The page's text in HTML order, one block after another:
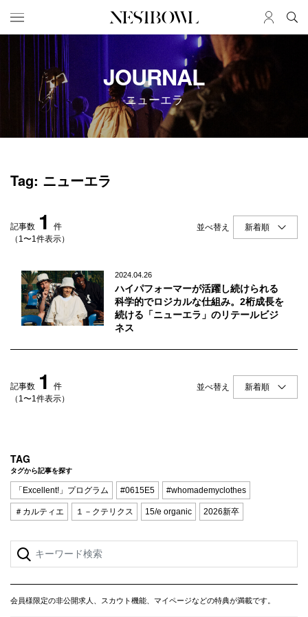
HOME
求人検索
新着求人
ブランド一覧
インタビュー
ニュース＆イベント
データ
SERVICE
初めての方へ
Q&A
企業担当の方へ
ログイン
会員登録
JOURNAL
ニューエラ
Tag: ニューエラ
記事数 1
件
（1〜1件表示）
並べ替え
2024.04.26
ハイパフォーマーが活躍し続けられる
科学的でロジカルな仕組み。2桁成長を
続ける「ニューエラ」のリテールビジ
ネス
記事数 1
件
（1〜1件表示）
並べ替え
TAG
タグから記事を探す
「Excellent!」プログラム #0615E5 #whomademyclothes
＃カルティエ １－クテリクス 15/e organic 2026新卒
会員様限定の非公開求人、スカウト機能、マイページなどの特典が満載です。